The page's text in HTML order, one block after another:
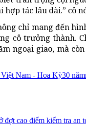
tác lâu dài.” cô
chỉ mang đến
cô trưởng thành.
ngoại giao, mà
Việt Nam - Hoa Kỳ30 năm
đợt cao điểm kiểm tra an